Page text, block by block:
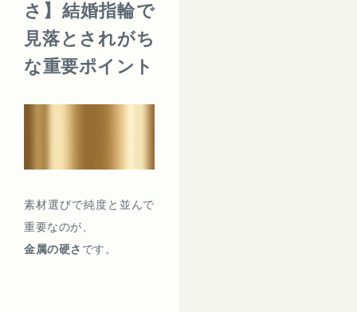
さ】結婚指輪で
見落とされがち
な重要ポイント
素材選びで純度と並んで
重要なのが、
金属の硬さ です。